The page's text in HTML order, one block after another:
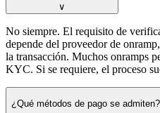
∨
No siempre. El requisito de
depende del proveedor de
la transacción. Muchos onramps
KYC. Si se requiere, el proceso
¿Qué métodos de pago se admiten?